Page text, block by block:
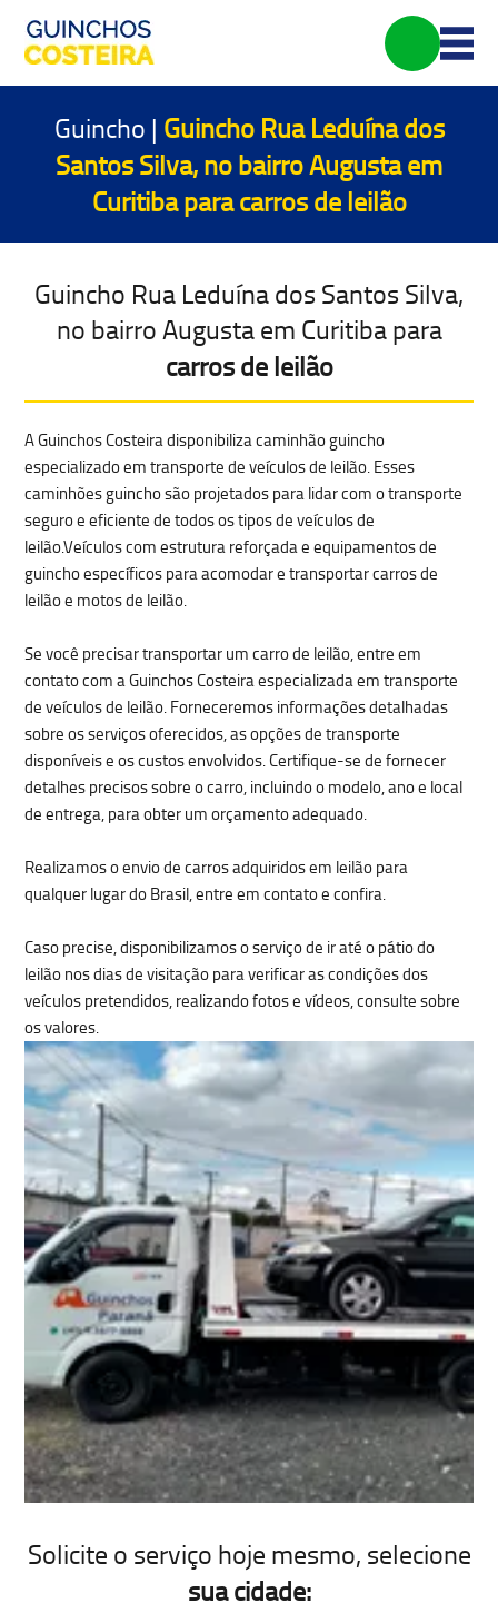
Guincho | Guincho Rua Leduína dos
Santos Silva, no bairro Augusta em
Curitiba paracarros de leilão
Guincho Rua Leduína dos Santos Silva,
no bairro Augusta em Curitiba para
carros de leilão
A Guinchos Costeira disponibiliza caminhão guincho
especializado emtransporte de veículos de leilão. Esses
caminhões guincho são projetados para lidar com o transporte
seguro e eficiente de todos os tipos de veículos de
leilão.Veículos com estrutura reforçada e equipamentos de
guincho específicos para acomodar e transportar carros de
leilão e motos de leilão.
Se você precisar transportar um carro de leilão, entre em
contato com a Guinchos Costeira especializada em transporte
de veículos de leilão. Forneceremos informações detalhadas
sobre os serviços oferecidos, as opções de transporte
disponíveis e os custos envolvidos. Certifique-se de fornecer
detalhes precisos sobre o carro, incluindo o modelo, ano e local
de entrega, para obter um orçamento adequado.
Realizamos o envio de carros adquiridos em leilão para
qualquer lugar do Brasil, entre em contato e confira.
Caso precise, disponibilizamos o serviço de ir até o pátio do
leilão nos dias de visitação para verificar as condições dos
veículos pretendidos, realizando fotos e vídeos, consulte sobre
os valores.
Solicite o serviço hoje mesmo, selecione
sua cidade: